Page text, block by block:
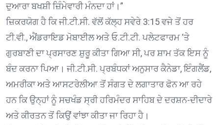
ਦੁਆਰਾ ਬਖਸ਼ੀ ਜ਼ਿੰਮੇਵਾਰੀ ਮੰਨਦਾ ਹਾਂ।”
ਜ਼ਿਕਰਯੋਗ ਹੈ ਕਿ ਜੀ.ਟੀ.ਸੀ. ਵੱਲੋਂ ਕੱਲ੍ਹ ਸਵੇਰੇ 3:15 ਵਜੇ ਤੋਂ ਹਰ
ਟੀ.ਵੀ., ਐਂਡਰਾਇਡ ਮੋਬਾਈਲ ਅਤੇ ਓ.ਟੀ.ਟੀ. ਪਲੇਟਫਾਰਮ ‘ਤੇ
ਗੁਰਬਾਣੀ ਦਾ ਪ੍ਰਸਾਰਣ ਸ਼ੁਰੂ ਕੀਤਾ ਗਿਆ ਸੀ, ਪਰ ਸ਼ਾਮ ਤੱਕ ਇਸ ਨੂੰ
ਬੰਦ ਕਰਨਾ ਪਿਆ। ਜੀ.ਟੀ.ਸੀ. ਪ੍ਰਬੰਧਕਾਂ ਅਨੁਸਾਰ ਕੈਨੇਡਾ, ਇੰਗਲੈਂਡ,
ਅਮਰੀਕਾ ਅਤੇ ਆਸਟਰੇਲੀਆ ਤੋਂ ਸੰਗਤ ਦੇ ਲਗਾਤਾਰ ਫੋਨ ਆ ਰਹੇ
ਹਨ ਕਿ ਉਨ੍ਹਾਂ ਨੂੰ ਸਚਖੰਡ ਸ੍ਰੀ ਹਰਿਮੰਦਰ ਸਾਹਿਬ ਦੇ ਦਰਸ਼ਨ-ਦੀਦਾਰੇ
ਅਤੇ ਕੀਰਤਨ ਤੋਂ ਕਿਉਂ ਵਾਂਝਾ ਕੀਤਾ ਜਾ ਰਿਹਾ ਹੈ।